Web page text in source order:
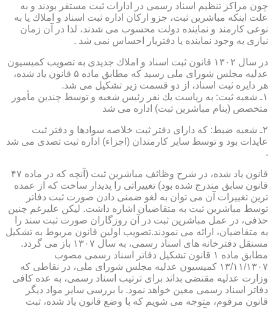
چون مراكز تنظیم اسناد رسمی در ادارات ثبت مستقر بودند و به
علت اینكه مباشرین ثبت، جزو اركان اداره ثبت اسناد و املاك یا به
نوعی كارمند و نماینده دولت محسوب می شدند، لذا در آن زمان
نیازی به وجود نماینده یا دفتریار احساس نمی شد .
در سال ۱۳۰۲ قانون ثبت اسناد و املاك جدیدی به تصویب كمیسیون
عدلیه مجلس شورای ملی رسید كه مطابق ماده ۵ قانون یاد شده،
هر دایره ثبت اسناد، از دو قسمت زیر تشكیل می شد.
۱ـ شعبه ثبت: به ریاست یك نفر رئیس شعبه و توسط چندین مأمور
متخصص (بنام مباشرین ثبت) اداره می شد
۲ـ شعبه ضبط: كه دارای دفتر ثبت خلاصه سوادها و دفتر ثبت
عایدات بود و توسط سایر كارمندان (اجزاء) اداره ثبت تصدی می شد
.
قانون یاد شده، در شرح وظائف مباشرین ثبت (آنچه كه در ماده ۴۷
قانون سابق مندرج شده بود) تغییراتی را پدیدار ساخت كه از عمده
ترین تغییرات آن می توان به لغو ضمنی دادن صورت ثبت دفاتر
توسط مباشرین ثبت به متقاضیان اشاره داشت. لیكن علیرغم چنین
حذفی، در عمل مباشرین ثبت در آن روزگاران صورت ثبت سند را
به متقاضیان، ارائه می نمودند.تصویب اولین قانون مربوط به تشكیل
مستقل دفترخانه های اسناد رسمی، به سال ۱۳۰۷ باز می گردد.
مطابق ماده ۱ قانون تشكیل دفاتر اسناد رسمی مصوب
۱۳/۱۱/۱۳۰۷ كمیسیون عدلیه مجلس شورای ملی، در نقاطی كه
وزارت عدلیه مقتضی بداند برای ترتیب اسناد رسمی، به عده كافی
دفاتر اسناد رسمی معین خواهد نمود. با بررسی سایر مواد دیگر
قانون مرقوم، متوجه می شویم كه با وضع قانون یاد شده، ثبت